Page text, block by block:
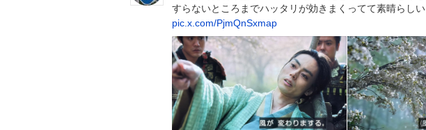
すらないところまでハッタリが効きまくってて素晴らしい
pic.x.com/PjmQnSxmap